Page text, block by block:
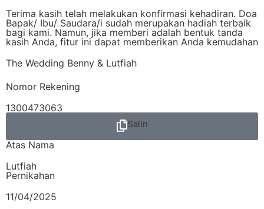
Terima kasih telah melakukan konfirmasi kehadiran. Doa
Bapak/ Ibu/ Saudara/i sudah merupakan hadiah terbaik
bagi kami. Namun, jika memberi adalah bentuk tanda
kasih Anda, fitur ini dapat memberikan Anda kemudahan
The Wedding Benny & Lutfiah
Nomor Rekening
1300473063
Salin
Atas Nama
Lutfiah
Pernikahan
11/04/2025